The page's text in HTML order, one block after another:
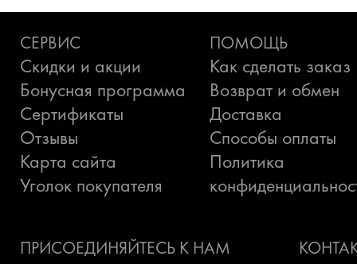
СЕРВИС
Скидки и акции
Бонусная программа
Сертификаты
Отзывы
Карта сайта
Уголок покупателя
ПОМОЩЬ
Как сделать заказ
Возврат и обмен
Доставка
Способы оплаты
Политика
ПРИСОЕДИНЯЙТЕСЬ К НАМ